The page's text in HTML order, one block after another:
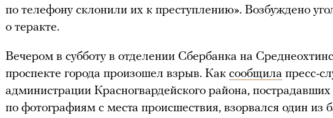
по телефону склонили их к преступлению». Возбуждено
о теракте.
Вечером в субботу в отделении Сбербанка на
проспекте города произошел взрыв. Как сообщила пресс-
администрации Красногвардейского района, пострадавших
по фотографиям с места происшествия, взорвался один из